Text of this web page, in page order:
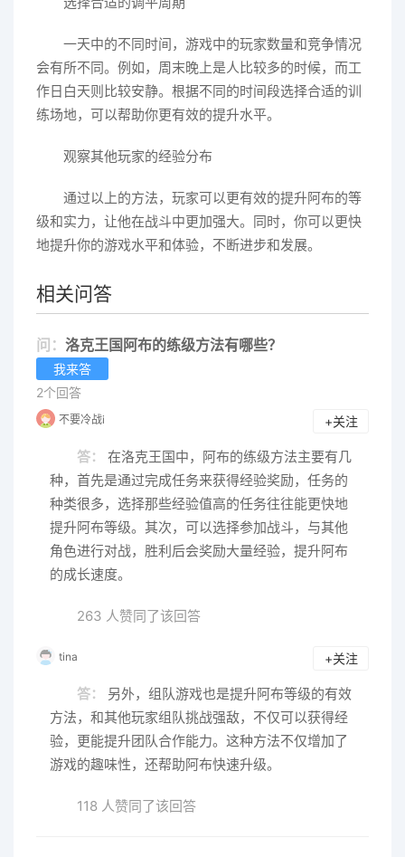
一天中的不同时间，游戏中的玩家数量和竞争情况
会有所不同。例如，周末晚上是人比较多的时候，而工
作日白天则比较安静。根据不同的时间段选择合适的训
练场地，可以帮助你更有效的提升水平。
观察其他玩家的经验分布
通过以上的方法，玩家可以更有效的提升阿布的等
级和实力，让他在战斗中更加强大。同时，你可以更快
地提升你的游戏水平和体验，不断进步和发展。
相关问答
问： 洛克王国阿布的练级方法有哪些？
我来答
2个回答
不要冷战i +关注
答：
在洛克王国中，阿布的练级方法主要有几
种，首先是通过完成任务来获得经验奖励，任务的
种类很多，选择那些经验值高的任务往往能更快地
提升阿布等级。其次，可以选择参加战斗，与其他
角色进行对战，胜利后会奖励大量经验，提升阿布
的成长速度。
263 人赞同了该回答
tina +关注
答：
另外，组队游戏也是提升阿布等级的有效
方法，和其他玩家组队挑战强敌，不仅可以获得经
验，更能提升团队合作能力。这种方法不仅增加了
游戏的趣味性，还帮助阿布快速升级。
118 人赞同了该回答